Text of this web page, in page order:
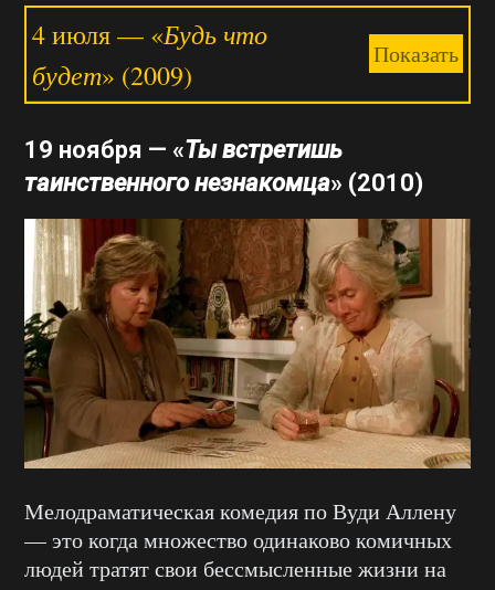
4 июля — «Будь что
будет» (2009)
Показать
19 ноября — «Ты встретишь
таинственного незнакомца» (2010)
Мелодраматическая комедия по Вуди Аллену
— это когда множество одинаково комичных
людей тратят свои бессмысленные жизни на